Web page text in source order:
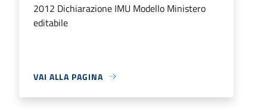
2012 Dichiarazione IMU Modello Ministero
editabile
VAI ALLA PAGINA